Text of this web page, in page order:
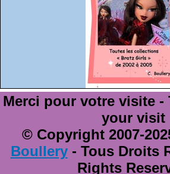
Merci pour votre visite -
your visit
© Copyright 2007-
Boullery- Tous Droits
Rights